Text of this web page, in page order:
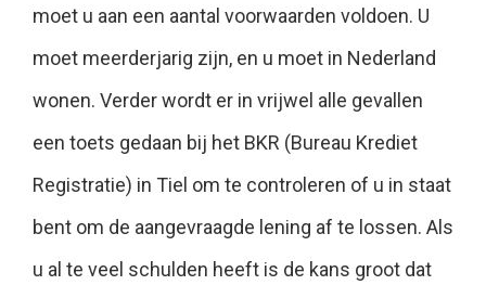
moet u aan een aantal voorwaarden voldoen. U
moet meerderjarig zijn, en u moet in Nederland
wonen. Verder wordt er in vrijwel alle gevallen
een toets gedaan bij het BKR (Bureau Krediet
Registratie) in Tiel om te controleren of u in staat
bent om de aangevraagde lening af te lossen. Als
u al te veel schulden heeft is de kans groot dat